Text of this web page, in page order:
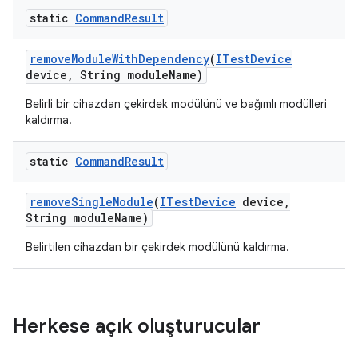
static CommandResult
removeModuleWithDependency(ITestDevice
device , String moduleName)
Belirli bir cihazdan çekirdek modülünü ve bağımlı modülleri
kaldırma.
static CommandResult
removeSingleModule(ITestDevice device ,
String moduleName)
Belirtilen cihazdan bir çekirdek modülünü kaldırma.
Herkese açık oluşturucular